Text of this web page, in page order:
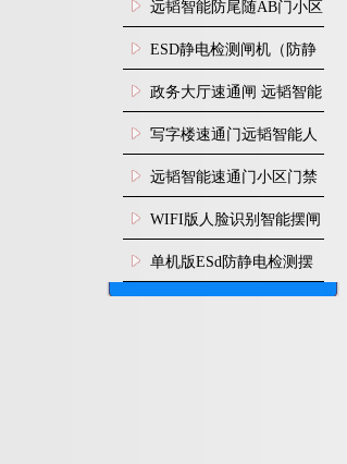
远韬智能防尾随AB门小区
门禁闸机安装
​ESD静电检测闸机（防静
电门禁通道系统）
政务大厅速通闸 远韬智能
防尾随静音速通门
写字楼速通门远韬智能人
脸识别快速通道闸
远韬智能速通门小区门禁
闸机食堂消费摆闸
WIFI版人脸识别智能摆闸
机
单机版ESd防静电检测摆
闸机